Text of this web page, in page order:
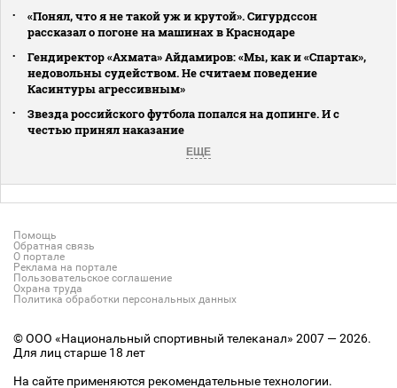
«Понял, что я не такой уж и крутой». Сигурдссон
рассказал о погоне на машинах в Краснодаре
Гендиректор «Ахмата» Айдамиров: «Мы, как и «Спартак»,
недовольны судейством. Не считаем поведение
Касинтуры агрессивным»
Звезда российского футбола попался на допинге. И с
честью принял наказание
ЕЩЕ
Помощь
Обратная связь
О портале
Реклама на портале
Пользовательское соглашение
Охрана труда
Политика обработки персональных данных
© ООО «Национальный спортивный телеканал» 2007 — 2026.
Для лиц старше 18 лет
На сайте применяются рекомендательные технологии.